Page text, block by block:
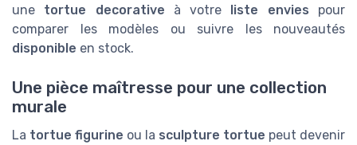
une tortue decorative à votre liste envies pour
comparer les modèles ou suivre les nouveautés
disponible en stock.
Une pièce maîtresse pour une collection
murale
La tortue figurine ou la sculpture tortue peut devenir